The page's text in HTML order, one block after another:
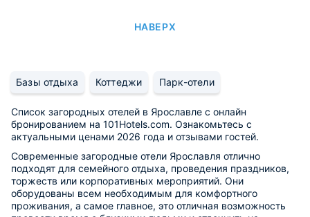
НАВЕРХ
Базы отдыха Коттеджи Парк-отели
Список загородных отелей в Ярославле с онлайн
бронированием на 101Hotels.com. Ознакомьтесь с
актуальными ценами 2026 года и отзывами гостей.
Современные загородные отели Ярославля отлично
подходят для семейного отдыха, проведения праздников,
торжеств или корпоративных мероприятий. Они
оборудованы всем необходимым для комфортного
проживания, а самое главное, это отличная возможность